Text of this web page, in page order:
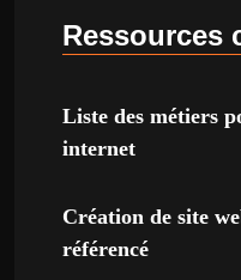
Ressources
Liste des métiers
internet
Création de site
référencé